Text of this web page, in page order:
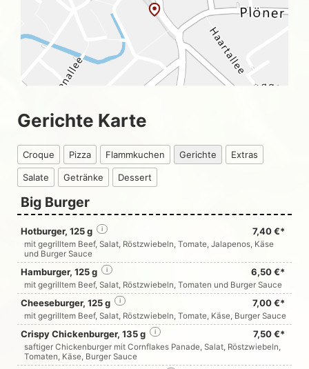
Gerichte Karte
Croque Pizza Flammkuchen Gerichte Extras
Salate Getränke Dessert
Big Burger
Hotburger, 125 g 7,40 €*
i
mit gegrilltem Beef, Salat, Röstzwiebeln, Tomate, Jalapenos, Käse
und Burger Sauce
Hamburger, 125 g 6,50 €*
i
mit gegrilltem Beef, Salat, Röstzwiebeln, Tomaten und Burger Sauce
Cheeseburger, 125 g 7,00 €*
i
mit gegrilltem Beef, Salat, Röstzwiebeln, Tomate, Käse, Burger Sauce
Crispy Chickenburger, 135 g 7,50 €*
i
saftiger Chickenburger mit Cornflakes Panade, Salat, Röstzwiebeln,
Tomaten, Käse, Burger Sauce